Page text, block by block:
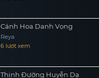
Cánh Hoa Danh Vọng
Reya
6 lượt xem
Thịnh Đường Huyễn Dạ